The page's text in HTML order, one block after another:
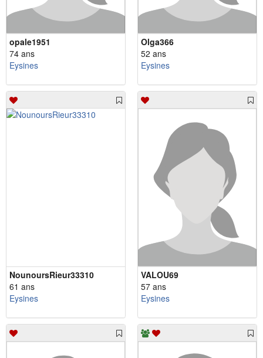
opale1951
74 ans
Eysines
Olga366
52 ans
Eysines
NounoursRieur33310
61 ans
Eysines
VALOU69
57 ans
Eysines